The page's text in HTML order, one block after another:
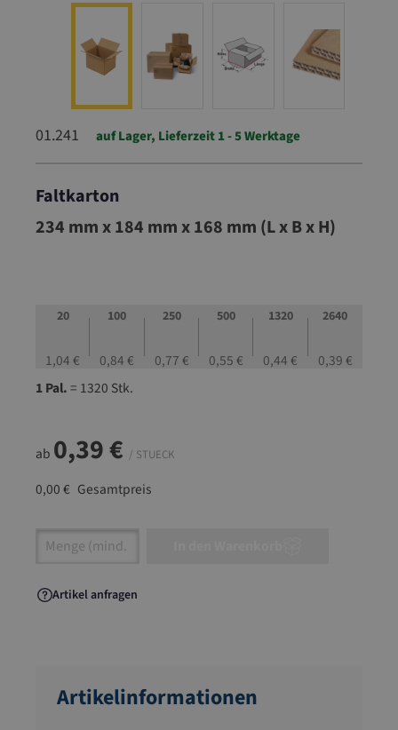
01.241 auf Lager, Lieferzeit 1 - 5 Werktage
Faltkarton
01.241
234 mm x 184 mm x 168 mm (L x B x H)
20
1,04 €
100
0,84 €
250
0,77 €
500
0,55 €
1320
0,44 €
2640
0,39 €
1 Pal.= 1320 Stk.
ab 0,39 € / STUECK
0,00 € Gesamtpreis
Artikel Anzahl: Gib den gewünschten Wert
Artikel anfragen
Artikelinformationen